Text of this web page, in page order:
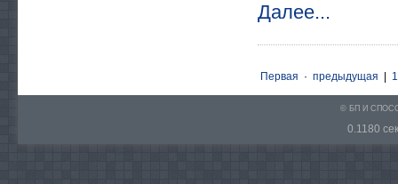
Далее...
Первая · предыдущая 1
© БП И
0.1180